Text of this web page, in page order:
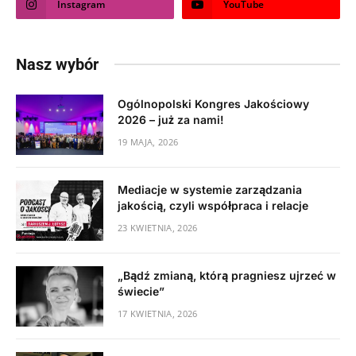
Instagram YouTube
Nasz wybór
Ogólnopolski Kongres Jakościowy
2026 – już za nami!
19 MAJA, 2026
Mediacje w systemie zarządzania
jakością, czyli współpraca i relacje
23 KWIETNIA, 2026
„Bądź zmianą, którą pragniesz ujrzeć w
świecie”
17 KWIETNIA, 2026